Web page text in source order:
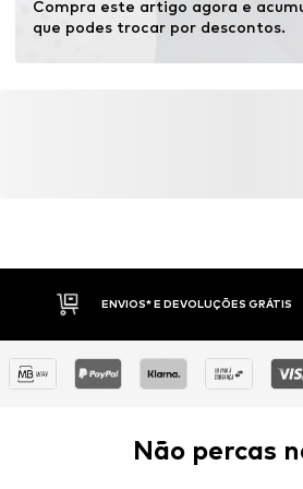
Compra este artigo agora e
que podes trocar por descontos.
ENVIOS* E DEVOLUÇÕES GRÁTIS
Não percas